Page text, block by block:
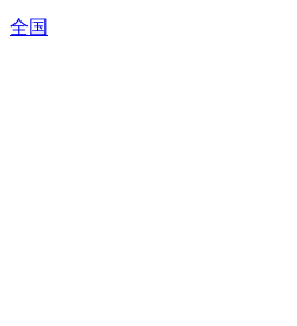
全国